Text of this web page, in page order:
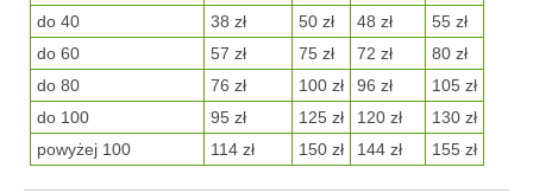
do 40
38 zł 50 zł 48 zł
55 zł
do 60
57 zł 75 zł 72 zł
80 zł
do 80
76 zł 100 zł 96 zł
105 zł
do 100
95 zł 125 zł 120 zł
130 zł
powyżej 100
114 zł 150 zł 144 zł 155 zł